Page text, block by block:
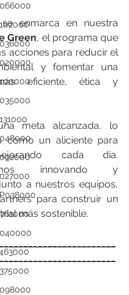
enmarca en nuestra
Green, el programa que
acciones para reducir el
y fomentar una
eficiente, ética y
meta alcanzada, lo
como un aliciente para
cada día.
innovando y
a nuestros equipos,
para construir un
más sostenible.